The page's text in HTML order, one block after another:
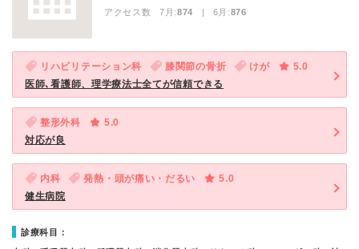
アクセス数 7月:874 | 6月:876
リハビリテーション科 膝関節の骨折 けが
5.0
医師､看護師、理学療法士全てが信頼できる
整形外科
5.0
対応が良
内科 発熱・頭が痛い・だるい
5.0
健生病院
診療科目：